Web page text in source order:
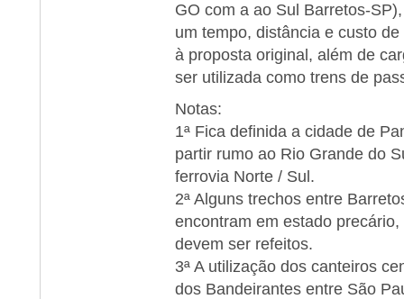
GO com a ao Sul Barretos-
um tempo, distância e custo
à proposta original, além de
ser utilizada como trens de
Notas:
1ª Fica definida a cidade de
partir rumo ao Rio Grande do
ferrovia Norte / Sul.
2ª Alguns trechos entre
encontram em estado
devem ser refeitos.
3ª A utilização dos canteiros
dos Bandeirantes entre São